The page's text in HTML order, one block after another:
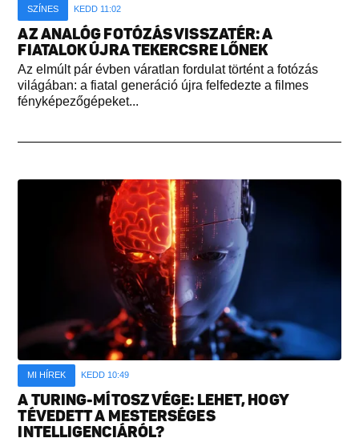
SZÍNES KEDD 11:02
AZ ANALÓG FOTÓZÁS VISSZATÉR: A
FIATALOK ÚJRA TEKERCSRE LŐNEK
Az elmúlt pár évben váratlan fordulat történt a fotózás
világában: a fiatal generáció újra felfedezte a filmes
fényképezőgépeket...
MI HÍREK KEDD 10:49
A TURING-MÍTOSZ VÉGE: LEHET, HOGY
TÉVEDETT A MESTERSÉGES
INTELLIGENCIÁRÓL?